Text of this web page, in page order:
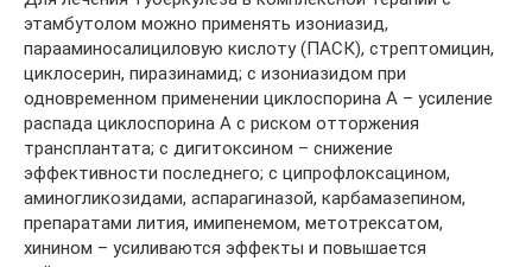
этамбутолом можно применять изониазид,
парааминосалициловую кислоту (ПАСК), стрептомицин,
циклосерин, пиразинамид; с изониазидом при
одновременном применении циклоспорина А – усиление
распада циклоспорина А с риском отторжения
трансплантата; с дигитоксином – снижение
эффективности последнего; с ципрофлоксацином,
аминогликозидами, аспарагиназой, карбамазепином,
препаратами лития, имипенемом, метотрексатом,
хинином – усиливаются эффекты и повышается